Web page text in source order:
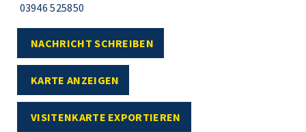
03946 525850
NACHRICHT SCHREIBEN
KARTE ANZEIGEN
VISITENKARTE EXPORTIEREN